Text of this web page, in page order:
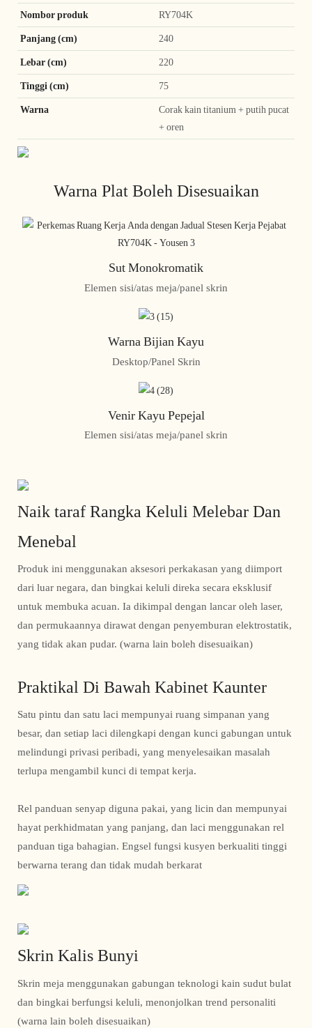
Nombor produk RY704K
Panjang (cm) 240
Lebar (cm) 220
Tinggi (cm) 75
Warna
Corak kain titanium + putih pucat
+ oren
Warna Plat Boleh Disesuaikan
Sut Monokromatik
Elemen sisi/atas meja/panel skrin
Warna Bijian Kayu
Desktop/Panel Skrin
Venir Kayu Pepejal
Elemen sisi/atas meja/panel skrin
Naik taraf Rangka Keluli Melebar Dan
Menebal
Produk ini menggunakan aksesori perkakasan yang diimport
dari luar negara, dan bingkai keluli direka secara eksklusif
untuk membuka acuan. Ia dikimpal dengan lancar oleh laser,
dan permukaannya dirawat dengan penyemburan elektrostatik,
yang tidak akan pudar. (warna lain boleh disesuaikan)
Praktikal Di Bawah Kabinet Kaunter
Satu pintu dan satu laci mempunyai ruang simpanan yang
besar, dan setiap laci dilengkapi dengan kunci gabungan untuk
melindungi privasi peribadi, yang menyelesaikan masalah
terlupa mengambil kunci di tempat kerja.
Rel panduan senyap diguna pakai, yang licin dan mempunyai
hayat perkhidmatan yang panjang, dan laci menggunakan rel
panduan tiga bahagian. Engsel fungsi kusyen berkualiti tinggi
berwarna terang dan tidak mudah berkarat
Skrin Kalis Bunyi
Skrin meja menggunakan gabungan teknologi kain sudut bulat
dan bingkai berfungsi keluli, menonjolkan trend personaliti
(warna lain boleh disesuaikan)